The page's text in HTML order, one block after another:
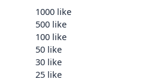
1000 like
500 like
100 like
50 like
30 like
25 like